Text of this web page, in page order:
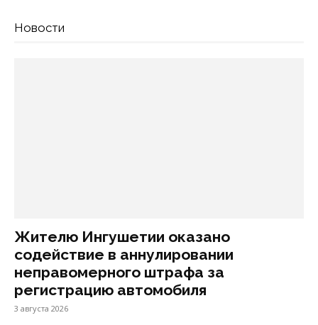
Новости
Жителю Ингушетии оказано
содействие в аннулировании
неправомерного штрафа за
регистрацию автомобиля
3 августа 2026